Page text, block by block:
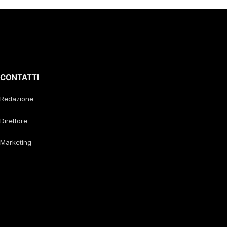
CONTATTI
Redazione
Direttore
Marketing